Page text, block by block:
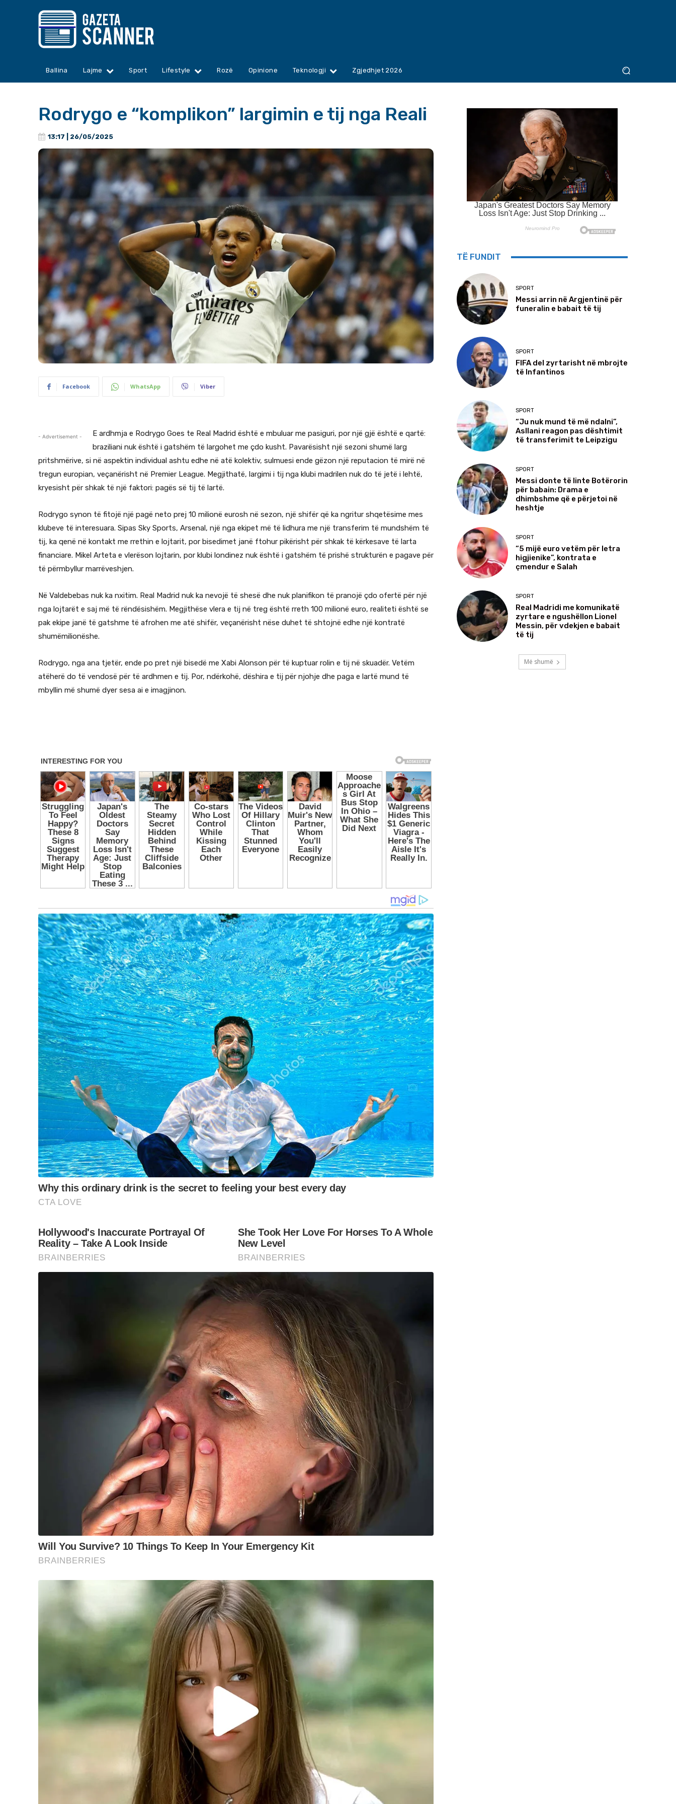
Ballina Lajme Sport Lifestyle Rozë Opinione Teknologji Zgjedhjet 2026
Rodrygo e “komplikon” largimin e tij nga Reali
13:17 | 26/05/2025
Facebook WhatsApp Viber
- Advertisement -
E ardhmja e Rodrygo Goes te Real Madrid është e mbuluar me pasiguri, por një gjë është e qartë:
braziliani nuk është i gatshëm të largohet me çdo kusht. Pavarësisht një sezoni shumë larg
pritshmërive, si në aspektin individual ashtu edhe në atë kolektiv, sulmuesi ende gëzon një reputacion të mirë në
tregun europian, veçanërisht në Premier League. Megjithatë, largimi i tij nga klubi madrilen nuk do të jetë i lehtë,
kryesisht për shkak të një faktori: pagës së tij të lartë.
Rodrygo synon të fitojë një pagë neto prej 10 milionë eurosh në sezon, një shifër që ka ngritur shqetësime mes
klubeve të interesuara. Sipas Sky Sports, Arsenal, një nga ekipet më të lidhura me një transferim të mundshëm të
tij, ka qenë në kontakt me rrethin e lojtarit, por bisedimet janë ftohur pikërisht për shkak të kërkesave të larta
financiare. Mikel Arteta e vlerëson lojtarin, por klubi londinez nuk është i gatshëm të prishë strukturën e pagave për
të përmbyllur marrëveshjen.
Në Valdebebas nuk ka nxitim. Real Madrid nuk ka nevojë të shesë dhe nuk planifikon të pranojë çdo ofertë për një
nga lojtarët e saj më të rëndësishëm. Megjithëse vlera e tij në treg është rreth 100 milionë euro, realiteti është se
pak ekipe janë të gatshme të afrohen me atë shifër, veçanërisht nëse duhet të shtojnë edhe një kontratë
shumëmilionëshe.
Rodrygo, nga ana tjetër, ende po pret një bisedë me Xabi Alonson për të kuptuar rolin e tij në skuadër. Vetëm
atëherë do të vendosë për të ardhmen e tij. Por, ndërkohë, dëshira e tij për njohje dhe paga e lartë mund të
mbyllin më shumë dyer sesa ai e imagjinon.
TË FUNDIT
SPORT
Messi arrin në Argjentinë për
funeralin e babait të tij
SPORT
FIFA del zyrtarisht në mbrojte
të Infantinos
SPORT
“Ju nuk mund të më ndalni”,
Asllani reagon pas dështimit
të transferimit te Leipzigu
SPORT
Messi donte të linte Botërorin
për babain: Drama e
dhimbshme që e përjetoi në
heshtje
SPORT
“5 mijë euro vetëm për letra
higjienike”, kontrata e
çmendur e Salah
SPORT
Real Madridi me komunikatë
zyrtare e ngushëllon Lionel
Messin, për vdekjen e babait
të tij
Më shumë